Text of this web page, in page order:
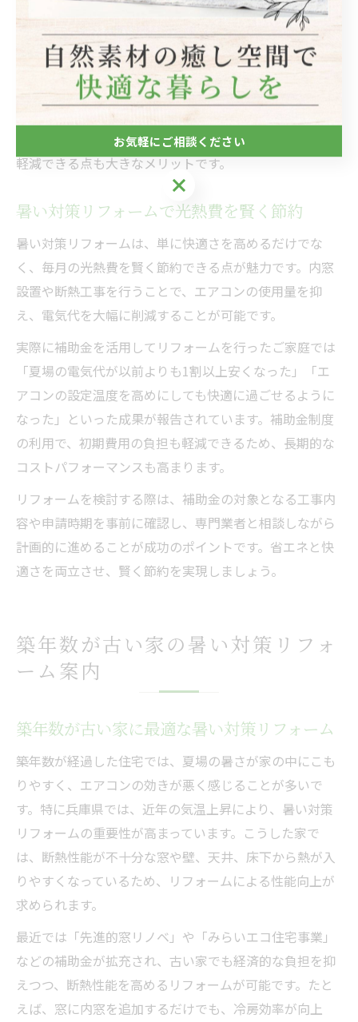
感じられるようになった」「冷房の効きが格段に良くな
り、家族の体調管理もしやすくなった」といった実感の
声が多くあります。
断熱工事は一度の施工で長期間効果が持続するため、光
熱費の節約だけでなく、快適な暮らしの基盤づくりにも
役立ちます。補助金を活用することで、費用面の負担を
軽減できる点も大きなメリットです。
暑い対策リフォームで光熱費を賢く節約
暑い対策リフォームは、単に快適さを高めるだけでな
く、毎月の光熱費を賢く節約できる点が魅力です。内窓
設置や断熱工事を行うことで、エアコンの使用量を抑
え、電気代を大幅に削減することが可能です。
実際に補助金を活用してリフォームを行ったご家庭では
「夏場の電気代が以前よりも1割以上安くなった」「エ
アコンの設定温度を高めにしても快適に過ごせるように
なった」といった成果が報告されています。補助金制度
の利用で、初期費用の負担も軽減できるため、長期的な
コストパフォーマンスも高まります。
リフォームを検討する際は、補助金の対象となる工事内
容や申請時期を事前に確認し、専門業者と相談しながら
計画的に進めることが成功のポイントです。省エネと快
適さを両立させ、賢く節約を実現しましょう。
築年数が古い家の暑い対策リフォ
ーム案内
築年数が古い家に最適な暑い対策リフォーム
築年数が経過した住宅では、夏場の暑さが家の中にこも
りやすく、エアコンの効きが悪く感じることが多いで
す。特に兵庫県では、近年の気温上昇により、暑い対策
リフォームの重要性が高まっています。こうした家で
は、断熱性能が不十分な窓や壁、天井、床下から熱が入
りやすくなっているため、リフォームによる性能向上が
求められます。
最近では「先進的窓リノベ」や「みらいエコ住宅事業」
などの補助金が拡充され、古い家でも経済的な負担を抑
えつつ、断熱性能を高めるリフォームが可能です。たと
えば、窓に内窓を追加するだけでも、冷房効率が向上
お気軽にご相談ください
お気軽にご相談ください